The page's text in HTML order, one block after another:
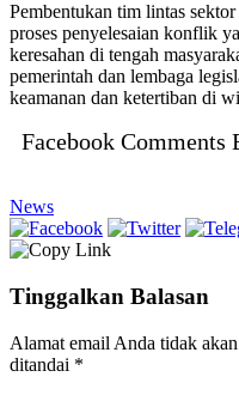
Pembentukan tim lintas
proses penyelesaian konflik
keresahan di tengah
pemerintah dan lembaga
keamanan dan ketertiban di
Facebook Comments
News
Tinggalkan Balasan
Alamat email Anda tidak
ditandai *